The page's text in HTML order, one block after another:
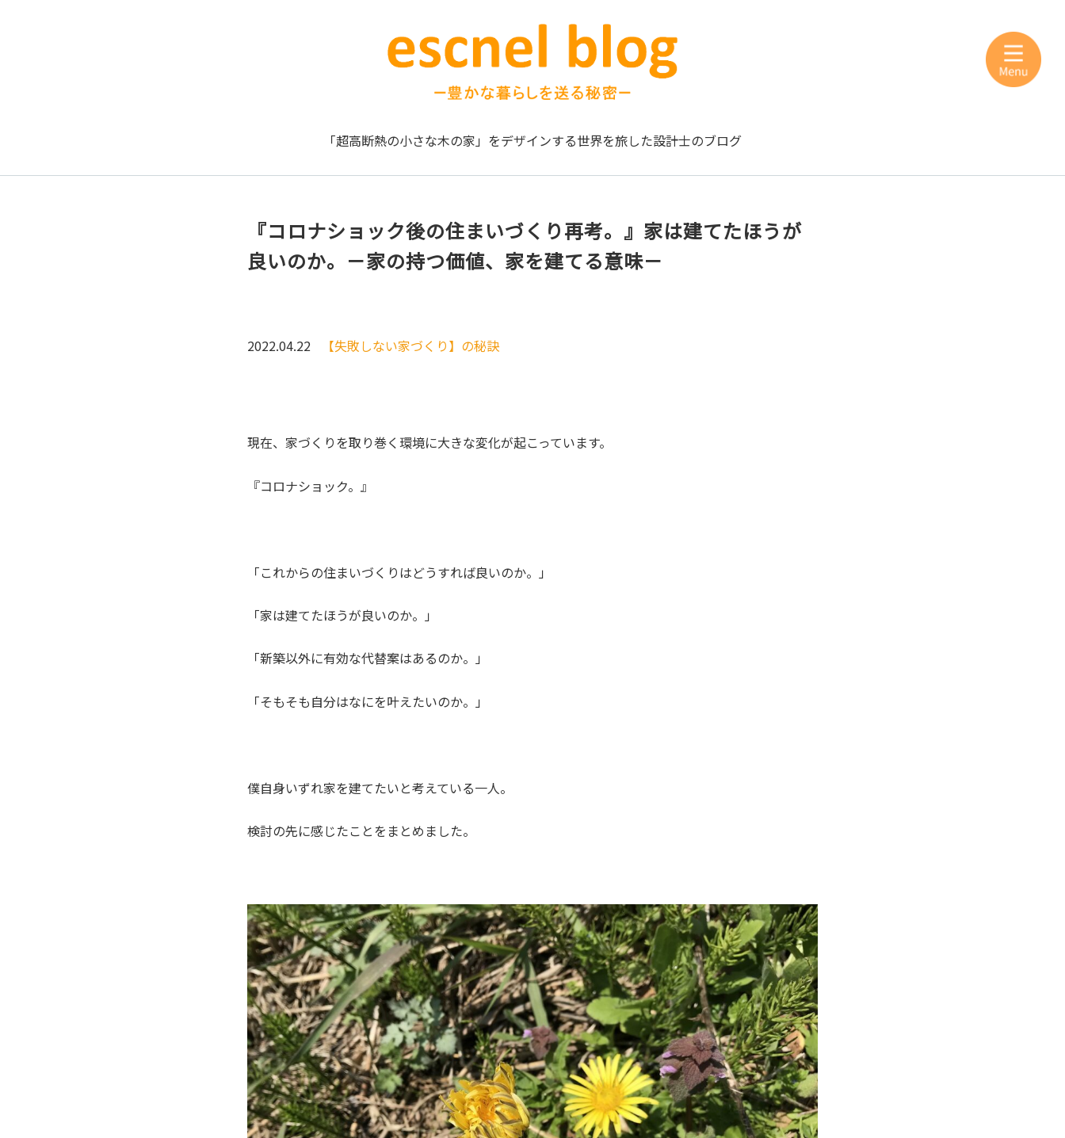
「超高断熱の小さな木の家」をデザインする世界を旅した設計士のブログ
『コロナショック後の住まいづくり再考。』家は建てたほうが
良いのか。－家の持つ価値、家を建てる意味－
2022.04.22 【失敗しない家づくり】の秘訣
現在、家づくりを取り巻く環境に大きな変化が起こっています。
『コロナショック。』
「これからの住まいづくりはどうすれば良いのか。」
「家は建てたほうが良いのか。」
「新築以外に有効な代替案はあるのか。」
「そもそも自分はなにを叶えたいのか。」
僕自身いずれ家を建てたいと考えている一人。
検討の先に感じたことをまとめました。